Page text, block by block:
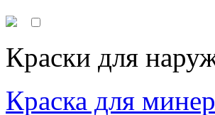
Краски для
Краска для